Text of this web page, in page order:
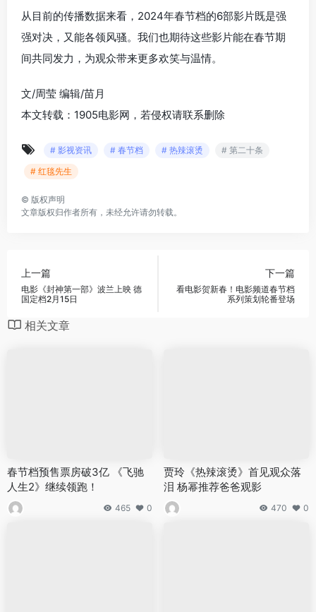
从目前的传播数据来看，2024年春节档的6部影片既是强
强对决，又能各领风骚。我们也期待这些影片能在春节期
间共同发力，为观众带来更多欢笑与温情。
文/周莹 编辑/苗月
本文转载：1905电影网，若侵权请联系删除
# 影视资讯 # 春节档 # 热辣滚烫
# 第二十条
# 红毯先生
© 版权声明
文章版权归作者所有，未经允许请勿转载。
上一篇
电影《封神第一部》波兰上映 德
国定档2月15日
下一篇
看电影贺新春！电影频道春节档
系列策划轮番登场
相关文章
春节档预售票房破3亿 《飞驰
人生2》继续领跑！
465 0
贾玲《热辣滚烫》首见观众落
泪 杨幂推荐爸爸观影
470 0